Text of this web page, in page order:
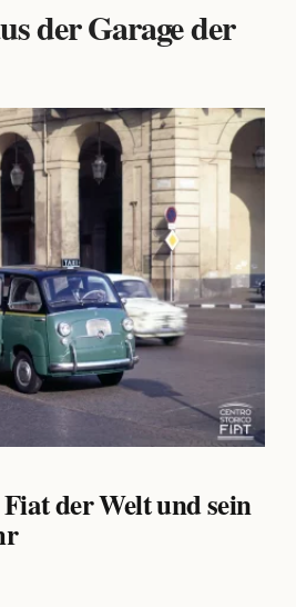
der Garage der
der Welt und sein